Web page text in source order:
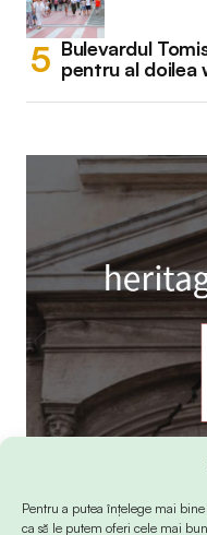
Pentru a putea înțelege mai
ca să le putem oferi cele mai
Bulevardul
pentru al doilea